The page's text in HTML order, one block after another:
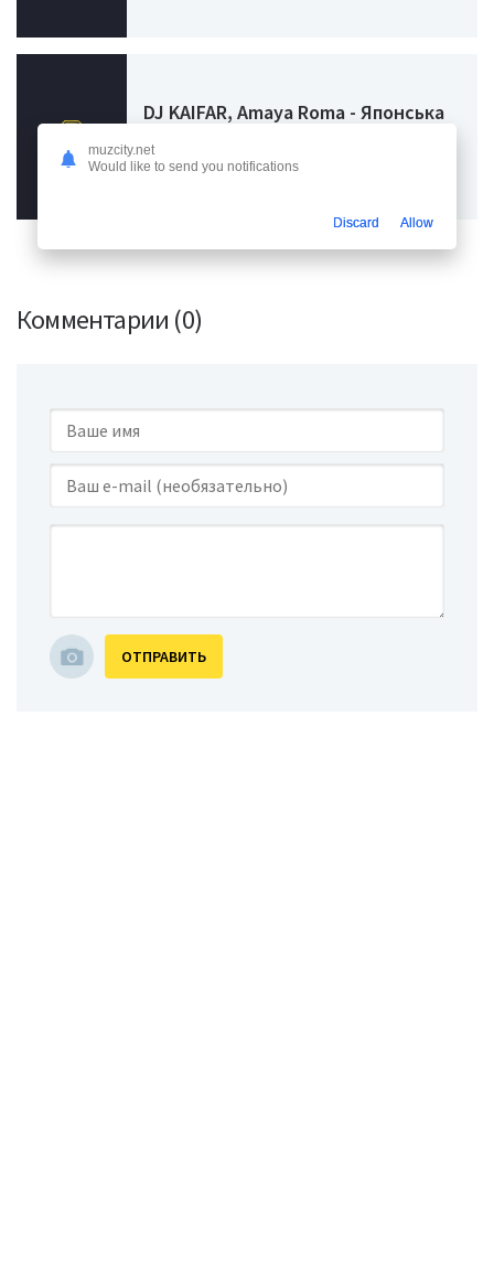
DJ KAIFAR, Amaya Roma - Японська
Узбекские и казахские песни, 07.05.26
Комментарии (0)
ОТПРАВИТЬ
muzcity.net
Would like to send you notifications
Discard Allow